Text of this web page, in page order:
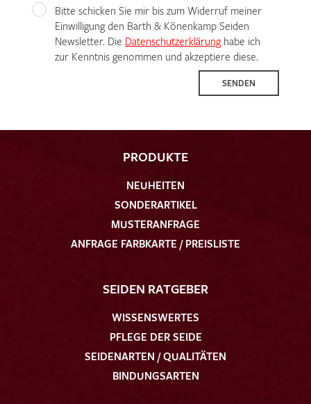
Bitte schicken Sie mir bis zum Widerruf meiner
Einwilligung den Barth & Könenkamp Seiden
Newsletter. Die Datenschutzerklärunghabe ich
zur Kenntnis genommen und akzeptiere diese.
SENDEN
PRODUKTE
NEUHEITEN
SONDERARTIKEL
MUSTERANFRAGE
ANFRAGE FARBKARTE / PREISLISTE
SEIDEN RATGEBER
WISSENSWERTES
PFLEGE DER SEIDE
SEIDENARTEN / QUALITÄTEN
BINDUNGSARTEN